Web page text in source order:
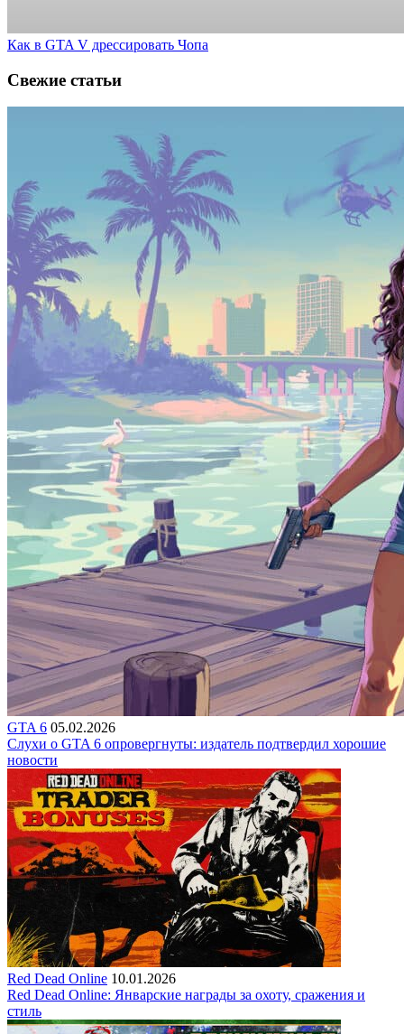
Как в GTA V дрессировать Чопа
Свежие статьи
GTA 6 05.02.2026
Слухи о GTA 6 опровергнуты: издатель подтвердил хорошие
новости
Red Dead Online 10.01.2026
Red Dead Online: Январские награды за охоту, сражения и
стиль